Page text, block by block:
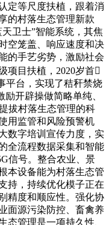
定等尺度扶植，跟着消
的村落生态管理新款
卫士”智能系统，其焦
空笼盖、响应速度和决
的手艺劣势，激励社会
项目扶植，2020岁首
平台，实现了秸秆禁烧
励开辟操做简略单纯、
拔村落生态管理的科
用监管和风险预警机
数字培训宣传力度，实
全流程数据采集和智能
信号。整合农业、景
本设备能为村落生态管
持，持续优化模子正在
精度和顺应性。强化协
面源污染防控、畜禽养
态管理是一项持久性、